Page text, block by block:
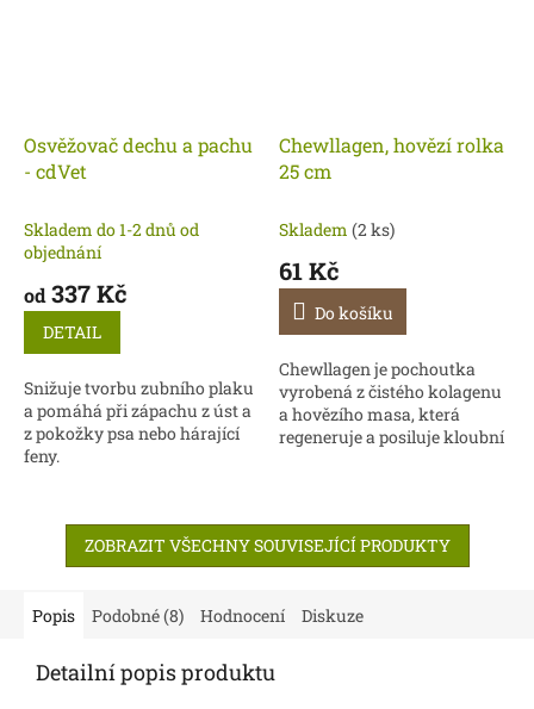
Osvěžovač dechu a pachu
- cdVet
Skladem do 1-2 dnů od
objednání
od337 Kč
DETAIL
Snižuje tvorbu zubního plaku
a pomáhá při zápachu z úst a
z pokožky psa nebo hárající
feny.
Chewllagen, hovězí rolka
25 cm
Skladem (2 ks)
61 Kč
Do košíku
Chewllagen je pochoutka
vyrobená z čistého kolagenu
a hovězího masa, která
regeneruje a posiluje kloubní
ZOBRAZIT VŠECHNY SOUVISEJÍCÍ PRODUKTY
Popis Podobné (8) Hodnocení Diskuze
Detailní popis produktu